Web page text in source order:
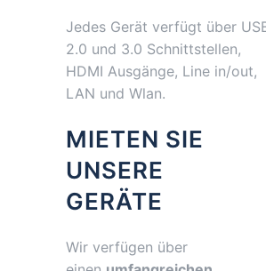
Jedes Gerät verfügt über
2.0 und 3.0 Schnittstellen,
HDMI Ausgänge, Line in/out,
LAN und Wlan.
MIETEN SIE
UNSERE
GERÄTE
Wir verfügen über